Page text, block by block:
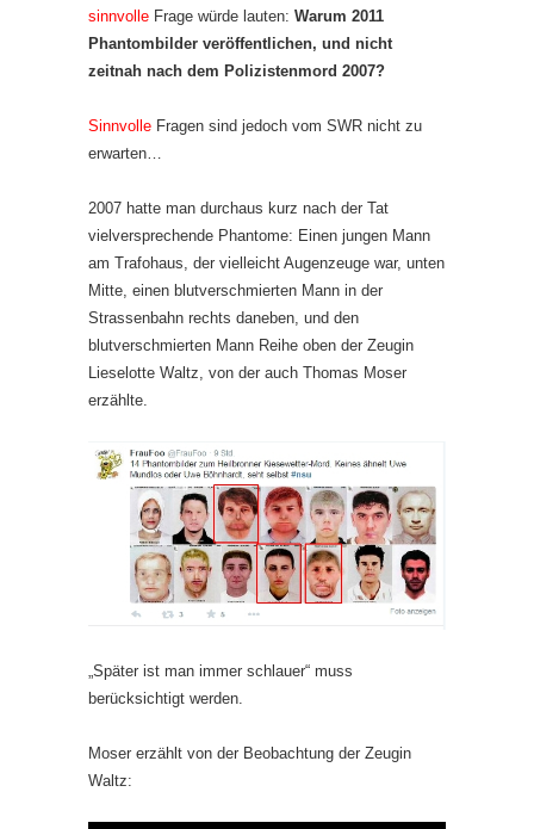
sinnvolle Frage würde lauten: Warum 2011
Phantombilder veröffentlichen, und nicht
zeitnah nach dem Polizistenmord 2007?
Sinnvolle Fragen sind jedoch vom SWR nicht zu
erwarten…
2007 hatte man durchaus kurz nach der Tat
vielversprechende Phantome: Einen jungen Mann
am Trafohaus, der vielleicht Augenzeuge war, unten
Mitte, einen blutverschmierten Mann in der
Strassenbahn rechts daneben, und den
blutverschmierten Mann Reihe oben der Zeugin
Lieselotte Waltz, von der auch Thomas Moser
erzählte.
„Später ist man immer schlauer“ muss
berücksichtigt werden.
Moser erzählt von der Beobachtung der Zeugin
Waltz: